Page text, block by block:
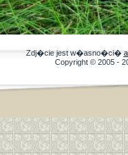
Zdj�cie jest w�asno�ci�
Copyright © 2005 -